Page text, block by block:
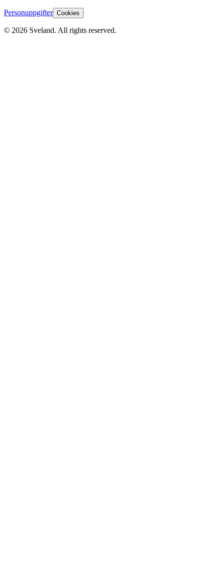
Personuppgifter Cookies
© 2026 Sveland. All rights reserved.